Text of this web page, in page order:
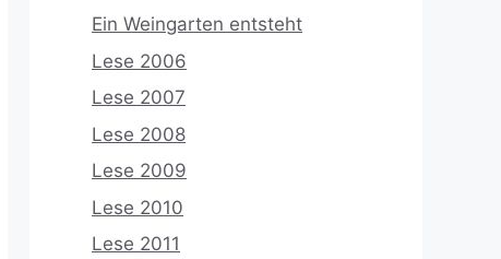
Ein Weingarten entsteht
Lese 2006
Lese 2007
Lese 2008
Lese 2009
Lese 2010
Lese 2011